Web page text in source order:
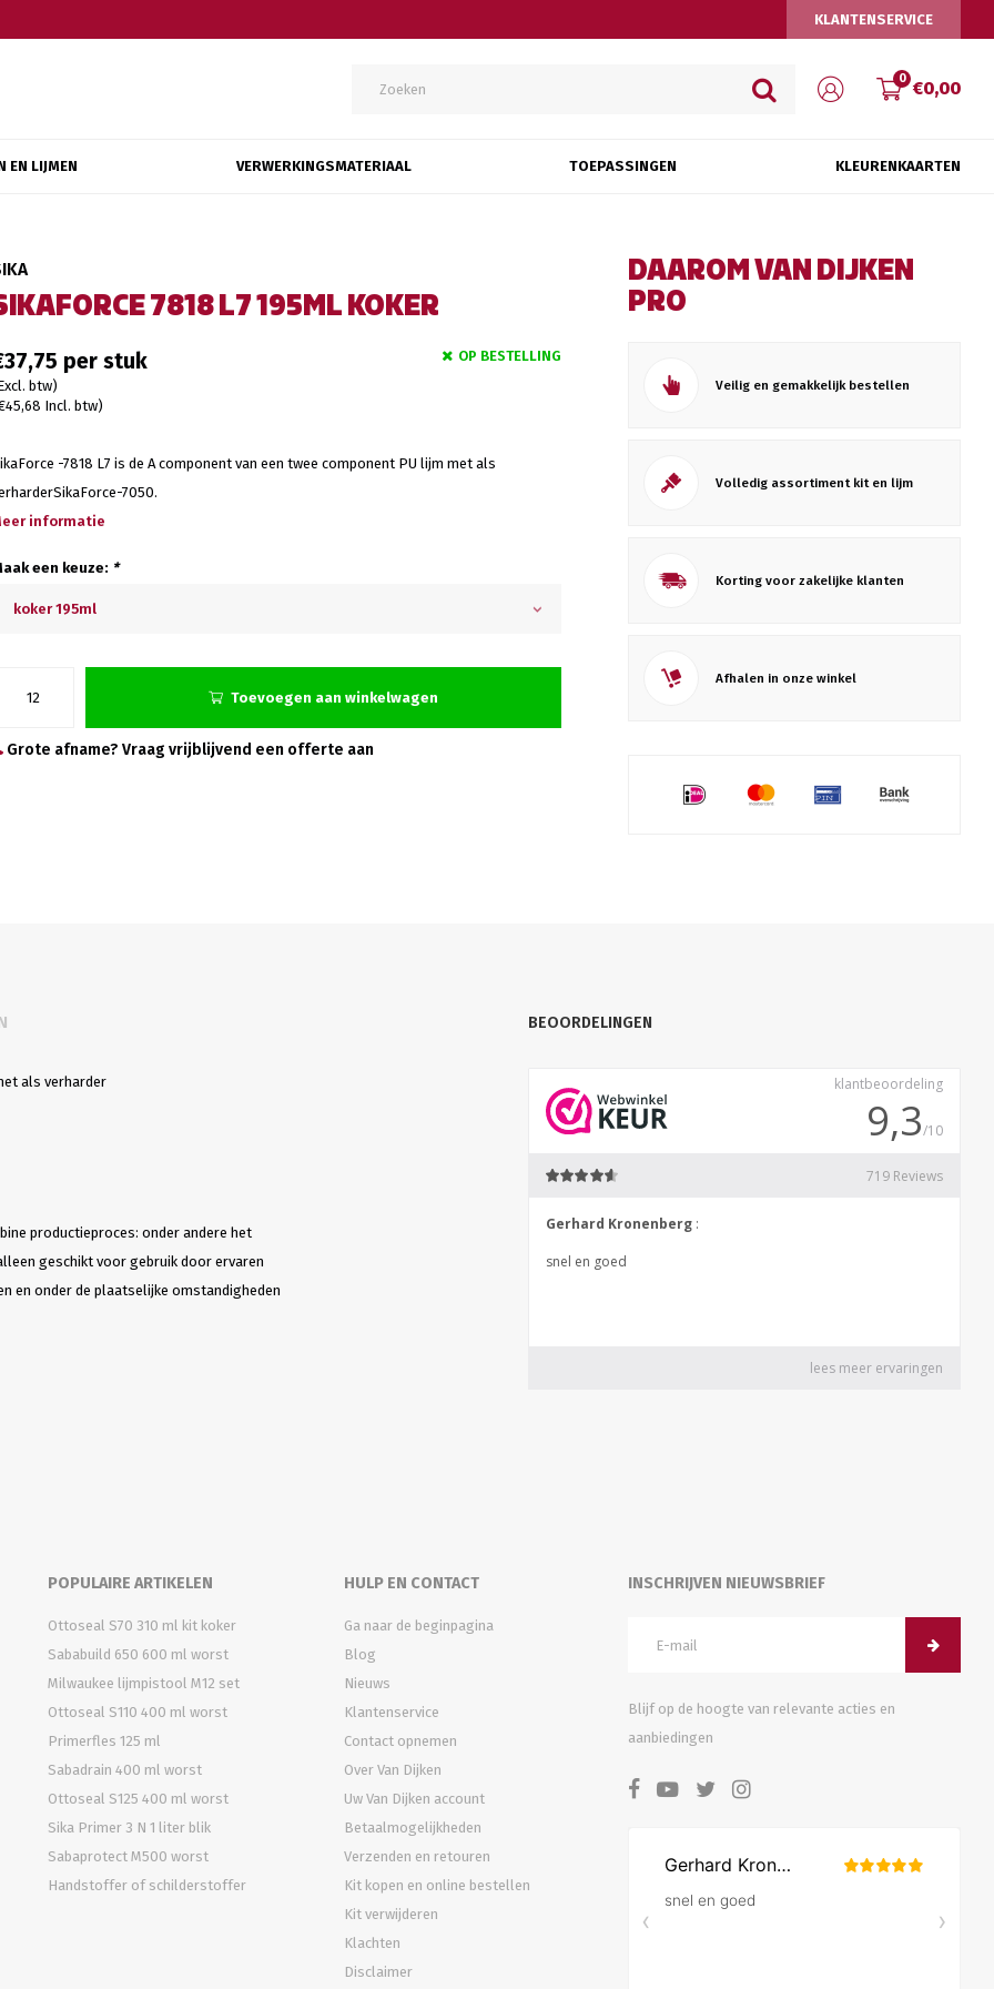
KLANTENSERVICE
0 €0,00
EN LIJMEN VERWERKINGSMATERIAAL TOEPASSINGEN KLEURENKAARTEN
7818 L7 195ML KOKER
btw)
Incl. btw)
OP BESTELLING
-7818 L7 is de A component van een twee component PU lijm met als
7050.
informatie
een keuze: *
koker 195ml
Toevoegen aan winkelwagen
Grote afname? Vraag vrijblijvend een offerte aan
DAAROM VAN DIJKEN
PRO
Veilig en gemakkelijk bestellen
Volledig assortiment kit en lijm
Korting voor zakelijke klanten
Afhalen in onze winkel
als verharder
productieproces: onder andere het
geschikt voor gebruik door ervaren
en onder de plaatselijke omstandigheden
BEOORDELINGEN
POPULAIRE ARTIKELEN
Ottoseal S70 310 ml kit koker
Sababuild 650 600 ml worst
Milwaukee lijmpistool M12 set
Ottoseal S110 400 ml worst
Primerfles 125 ml
Sabadrain 400 ml worst
Ottoseal S125 400 ml worst
Sika Primer 3 N 1 liter blik
Sabaprotect M500 worst
Handstoffer of schilderstoffer
HULP EN CONTACT
Ga naar de beginpagina
Blog
Nieuws
Klantenservice
Contact opnemen
Over Van Dijken
Uw Van Dijken account
Betaalmogelijkheden
Verzenden en retouren
Kit kopen en online bestellen
Kit verwijderen
Klachten
Disclaimer
INSCHRIJVEN NIEUWSBRIEF
Blijf op de hoogte van relevante acties en
aanbiedingen